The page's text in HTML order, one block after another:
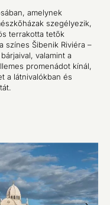
amelynek
szegélyezik,
terrakotta tetők
színes Šibenik Riviéra –
valamint a
promenádot kínál,
a látnivalókban és